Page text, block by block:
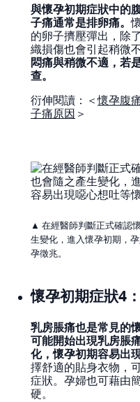
與懷孕初期症狀中的
子痛通常是排卵痛。
的卵子擠壓彈出，除
織損傷也會引起稍微不
悶痛與稍微不適，若
查。
衍伸閱讀：＜懷孕腹
子痛原因 ＞
▲ 在經醫師判斷正式確認
生變化，進入懷孕初期，
孕徵兆。
懷孕初期症狀4
乳房脹痛也是常見的
可能開始出現乳房脹
化，懷孕初期容易出
擇舒適的貼身衣物，
症狀。孕婦也可藉由
硬。